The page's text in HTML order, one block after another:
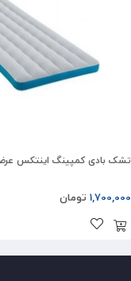
تشک بادی کمپینگ اینتکس عرض 72 مدل
1,700,000 تومان